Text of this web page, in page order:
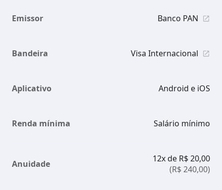
Emissor Banco PAN
Bandeira Visa Internacional
Aplicativo Android e iOS
Renda mínima Salário mínimo
Anuidade
12x de R$ 20,00
(R$ 240,00)